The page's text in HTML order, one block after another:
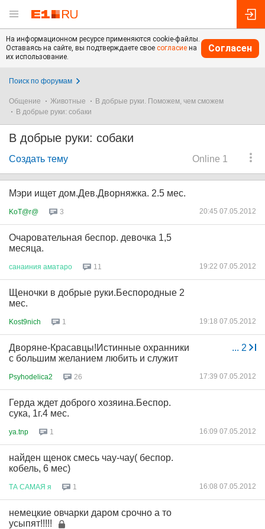
На информационном ресурсе применяются cookie-файлы.
Оставаясь на сайте, вы подтверждаете свое согласие на
их использование.
Согласен
Поиск по форумам
Общение Животные
В добрые руки. Поможем, чем сможем
В добрые руки: собаки
В добрые руки: собаки
Online 1
Создать тему
Мэри ищет дом.Дев.Дворняжка. 2.5 мес.
KoT@r@ 3 20:45 07.05.2012
Очаровательная беспор. девочка 1,5
месяца.
санаиния аматаро 11 19:22 07.05.2012
Щеночки в добрые руки.Беспородные 2
мес.
Kost9nich 1 19:18 07.05.2012
... 2
Дворяне-Красавцы!Истинные охранники
с большим желанием любить и служит
Psyhodelica2 26 17:39 07.05.2012
Герда ждет доброго хозяина.Беспор.
сука, 1г.4 мес.
ya.tnp 1 16:09 07.05.2012
найден щенок смесь чау-чау( беспор.
кобель, 6 мес)
ТА САМАЯ я 1 16:08 07.05.2012
немецкие овчарки даром срочно а то
усыпят!!!!!